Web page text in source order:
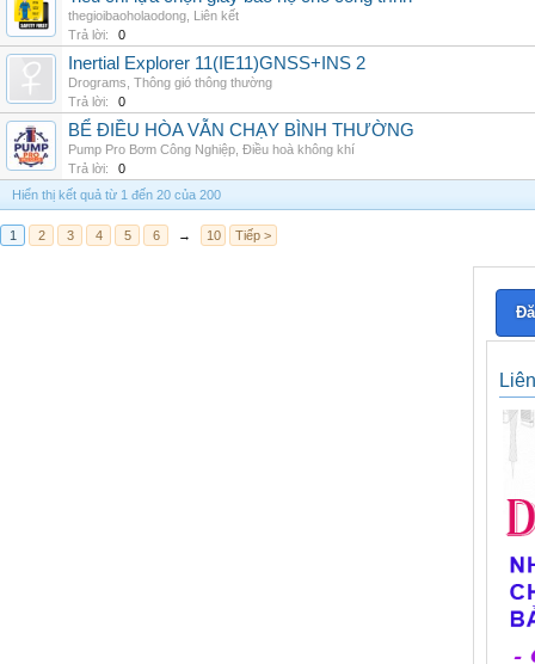
thegioibaoholaodong Liên kết
Trả lời:
0
Inertial Explorer 11(IE11)GNSS+INS 2
Drograms Thông gió thông thường
Trả lời:
0
BỂ ĐIỀU HÒA VẪN CHẠY BÌNH THƯỜNG
Pump Pro Bơm Công Nghiệp Điều hoà không khí
Trả lời:
0
Hiển thị kết quả từ 1 đến 20 của 200
1 2 3 4 5 6 → 10 Tiếp >